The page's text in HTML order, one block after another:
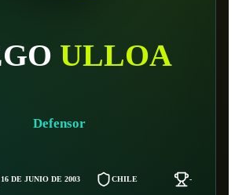
ULLOA
Defensor
16 DE JUNIO DE 2003 CHILE -